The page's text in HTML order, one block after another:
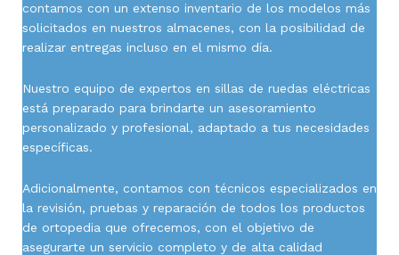
contamos con un extenso inventario de los modelos más
solicitados en nuestros almacenes, con la posibilidad de
realizar entregas incluso en el mismo día.
Nuestro equipo de expertos en sillas de ruedas eléctricas
está preparado para brindarte un asesoramiento
personalizado y profesional, adaptado a tus necesidades
específicas.
Adicionalmente, contamos con técnicos especializados en
la revisión, pruebas y reparación de todos los productos
de ortopedia que ofrecemos, con el objetivo de
asegurarte un servicio completo y de alta calidad